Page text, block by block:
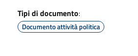
Tipi di documento:
Documento attività politica